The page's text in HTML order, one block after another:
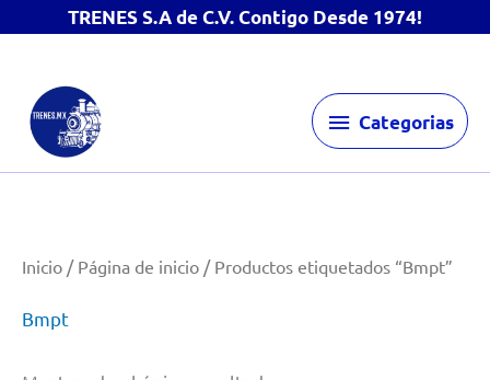
TRENES S.A de C.V. Contigo Desde 1974!
contenido
Categorias
Categorias
Inicio / Página de inicio / Productos etiquetados “Bmpt”
Bmpt